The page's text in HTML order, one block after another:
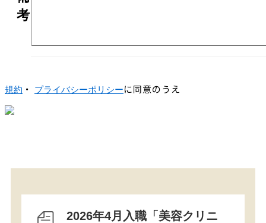
考
規約 ・ プライバシーポリシーに同意のうえ
2026年4月入職「美容クリニ